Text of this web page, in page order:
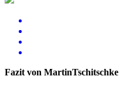
Fazit von MartinTschitschke